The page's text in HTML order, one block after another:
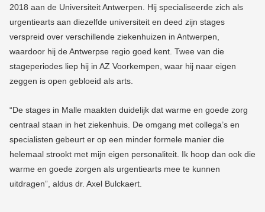
2018 aan de Universiteit Antwerpen. Hij specialiseerde zich als
urgentiearts aan diezelfde universiteit en deed zijn stages
verspreid over verschillende ziekenhuizen in Antwerpen,
waardoor hij de Antwerpse regio goed kent. Twee van die
stageperiodes liep hij in AZ Voorkempen, waar hij naar eigen
zeggen is open gebloeid als arts.
“De stages in Malle maakten duidelijk dat warme en goede zorg
centraal staan in het ziekenhuis. De omgang met collega’s en
specialisten gebeurt er op een minder formele manier die
helemaal strookt met mijn eigen personaliteit. Ik hoop dan ook die
warme en goede zorgen als urgentiearts mee te kunnen
uitdragen”, aldus dr. Axel Bulckaert.